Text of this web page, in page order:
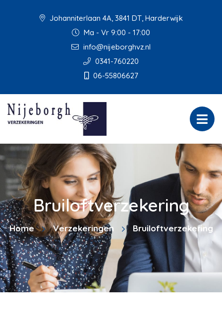
Johanniterlaan 4A, 3841 DT, Harderwijk
Ma - Vr 9:00 - 17:00
info@nijeborghvz.nl
0341-760220
06-55806627
Bruiloftverzekering
Home Verzekeringen Bruiloftverzekering